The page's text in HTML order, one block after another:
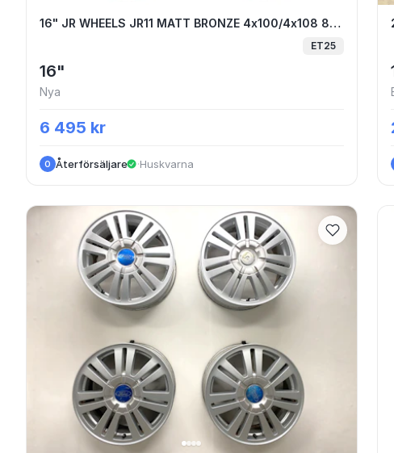
16" JR WHEELS JR11 MATT BRONZE 4x100/
16" JR WHEELS JR11 MATT BRONZE 4x100/4x108 8x16 ET25 67.1
ET25
16"
Nya
6 495 kr
O Återförsäljare ·Huskvarna